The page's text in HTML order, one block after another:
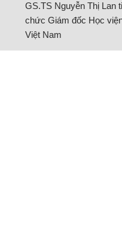
GS.TS Nguyễn Thị Lan
chức Giám đốc Học
Việt Nam